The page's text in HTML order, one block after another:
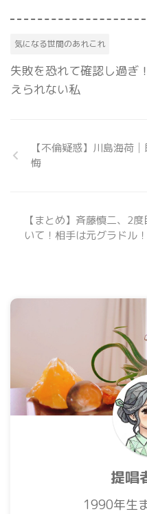
気になる世間のあれこれ
失敗を恐れて確認し過ぎ
えられない私
【不倫疑惑】川島海荷
悔
【まとめ】斉藤慎二、2
いて！相手は元グラドル！
提唱
1990年生